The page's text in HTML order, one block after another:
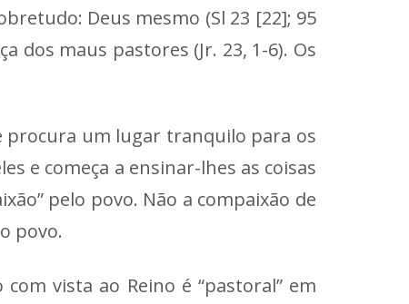
Deus mesmo (Sl 23 [22]; 95
dos maus pastores (Jr. 23, 1-6). Os
procura um lugar tranquilo para os
e começa a ensinar-lhes as coisas
pelo povo. Não a compaixão de
povo.
vista ao Reino é “pastoral” em